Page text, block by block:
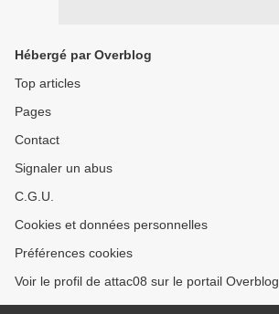
Hébergé par Overblog
Top articles
Pages
Contact
Signaler un abus
C.G.U.
Cookies et données personnelles
Préférences cookies
Voir le profil de attac08 sur le portail Overblog